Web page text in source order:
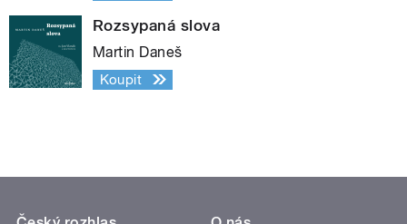
Rozsypaná slova
Martin Daneš
Koupit